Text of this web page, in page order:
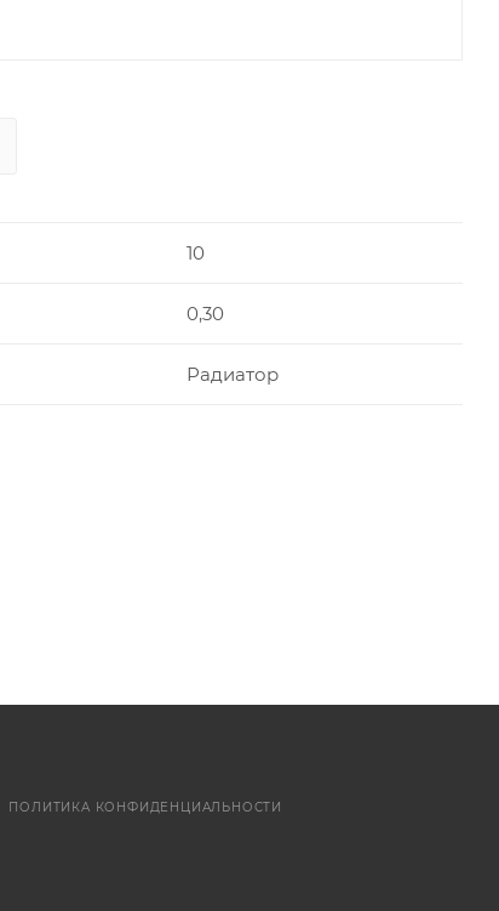
10
0,30
Радиатор
ПОЛИТИКА КОНФИДЕНЦИАЛЬНОСТИ